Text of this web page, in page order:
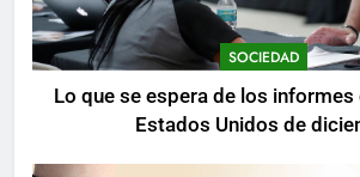
SOCIEDAD
Lo que se espera de los
Estados Unidos de